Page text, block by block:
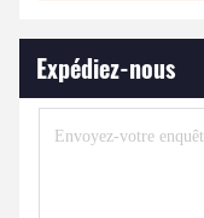
Expédiez-nous